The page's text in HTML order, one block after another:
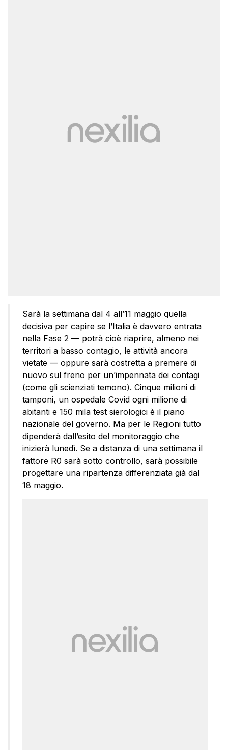
Sarà la settimana dal 4 all’11 maggio quella
decisiva per capire se l’Italia è davvero entrata
nella Fase 2 — potrà cioè riaprire, almeno nei
territori a basso contagio, le attività ancora
vietate — oppure sarà costretta a premere di
nuovo sul freno per un’impennata dei contagi
(come gli scienziati temono). Cinque milioni di
tamponi, un ospedale Covid ogni milione di
abitanti e 150 mila test sierologici è il piano
nazionale del governo. Ma per le Regioni tutto
dipenderà dall’esito del monitoraggio che
inizierà lunedì. Se a distanza di una settimana il
fattore R0 sarà sotto controllo, sarà possibile
progettare una ripartenza differenziata già dal
18 maggio.